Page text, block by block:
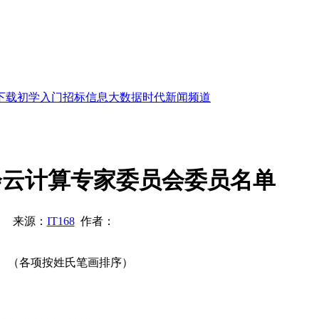
载初学入门招标信息大数据时代新闻频道
计算专家委员会委员名单
来源： IT168作者：
（各项按姓氏笔画排序）